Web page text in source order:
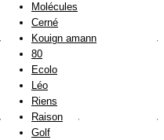
Molécules
Cerné
Kouign amann
80
Ecolo
Léo
Riens
Raison
Golf